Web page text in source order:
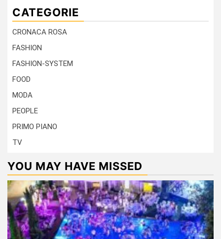
CATEGORIE
CRONACA ROSA
FASHION
FASHION-SYSTEM
FOOD
MODA
PEOPLE
PRIMO PIANO
TV
YOU MAY HAVE MISSED